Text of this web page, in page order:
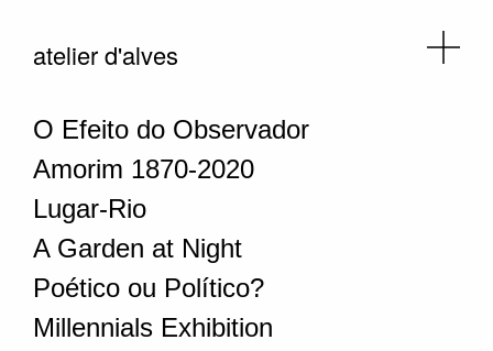
atelier d'alves
O Efeito do Observador
Amorim 1870-2020
Lugar-Rio
A Garden at Night
Poético ou Político?
Millennials Exhibition